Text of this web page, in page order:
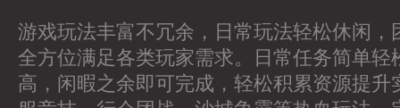
游戏玩法丰富不冗余，日常玩法轻松休闲，
全方位满足各类玩家需求。日常任务简单轻
高，闲暇之余即可完成，轻松积累资源提升